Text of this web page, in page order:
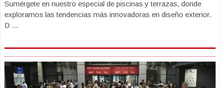
Sumérgete en nuestro especial de piscinas y terrazas, donde
exploramos las tendencias más innovadoras en diseño exterior.
D ...